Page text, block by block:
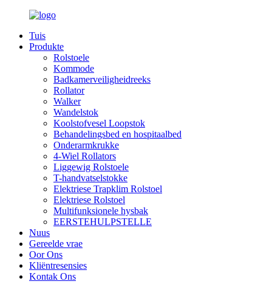
Tuis
Produkte
Rolstoele
Kommode
Badkamerveiligheidreeks
Rollator
Walker
Wandelstok
Koolstofvesel Loopstok
Behandelingsbed en hospitaalbed
Onderarmkrukke
4-Wiel Rollators
Liggewig Rolstoele
T-handvatselstokke
Elektriese Trapklim Rolstoel
Elektriese Rolstoel
Multifunksionele hysbak
EERSTEHULPSTELLE
Nuus
Gereelde vrae
Oor Ons
Kliëntresensies
Kontak Ons